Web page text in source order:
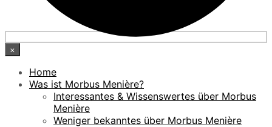
×
Home
Was ist Morbus Menière?
Interessantes & Wissenswertes über Morbus
Menière
Weniger bekanntes über Morbus Menière